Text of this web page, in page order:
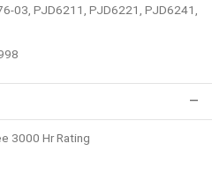
03, PJD6211, PJD6221, PJD6241,
3000 Hr Rating